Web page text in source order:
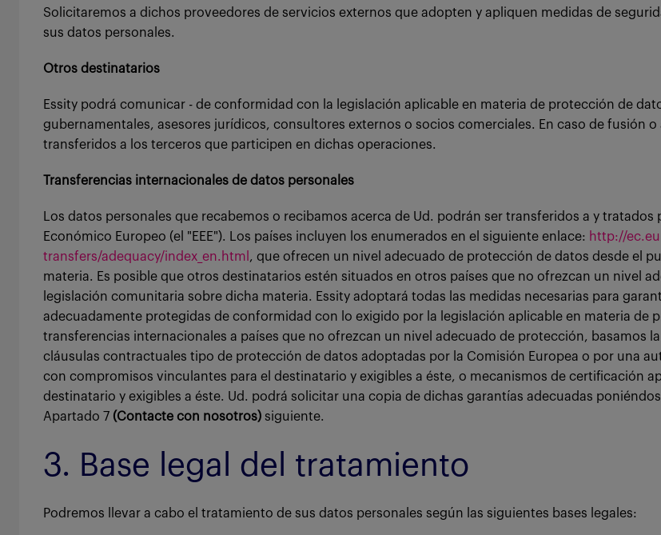
Solicitaremos a dichos proveedores de servicios externos que adopten y apliquen medidas de
sus datos personales.
Otros destinatarios
Essity podrá comunicar - de conformidad con la legislación aplicable en materia de protección de
gubernamentales, asesores jurídicos, consultores externos o socios comerciales. En caso de fusión
transferidos a los terceros que participen en dichas operaciones.
Transferencias internacionales de datos personales
Los datos personales que recabemos o recibamos acerca de Ud. podrán ser transferidos a y
Económico Europeo (el "EEE"). Los países incluyen los enumerados en el siguiente enlace: http://
transfers/adequacy/index_en.html , que ofrecen un nivel adecuado de protección de datos desde el
materia. Es posible que otros destinatarios estén situados en otros países que no ofrezcan un nivel
legislación comunitaria sobre dicha materia. Essity adoptará todas las medidas necesarias para
adecuadamente protegidas de conformidad con lo exigido por la legislación aplicable en materia de
transferencias internacionales a países que no ofrezcan un nivel adecuado de protección, basamos
cláusulas contractuales tipo de protección de datos adoptadas por la Comisión Europea o por una
con compromisos vinculantes para el destinatario y exigibles a éste, o mecanismos de certificación
destinatario y exigibles a éste. Ud. podrá solicitar una copia de dichas garantías adecuadas
Apartado 7 (Contacte con nosotros)siguiente.
3. Base legal del tratamiento
Podremos llevar a cabo el tratamiento de sus datos personales según las siguientes bases legales: